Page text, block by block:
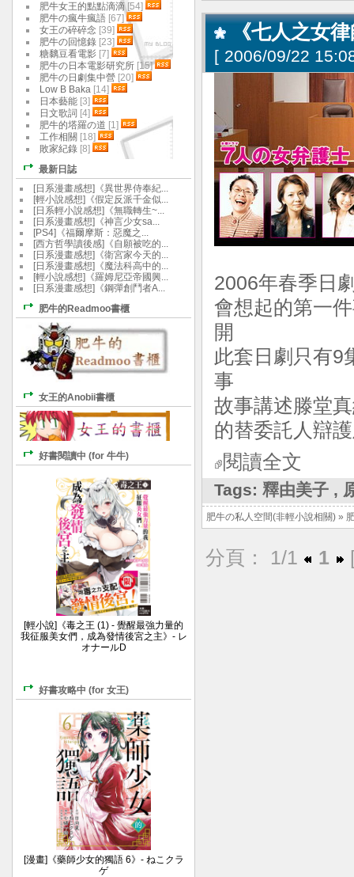
《七人之女
[ 2006/09/22
2006年春季日
會想起的第一
開
此套日劇只有9
事
故事講述滕堂
的替委託人辯
閱讀全文
Tags: 釋由美子 ,
肥牛の私人空間(非輕小說相關) »
分頁： 1/1 1
肥牛女王的點點滴滴[54]
肥牛の瘋牛瘋語 [67]
女王の碎碎念 [39]
肥牛の回憶錄 [23]
糖黐豆看電影 [7]
肥牛の日本電影研究所 [15]
肥牛の日劇集中營 [20]
Low B Baka [14]
日本藝能 [3]
日文歌詞 [4]
肥牛的塔羅の道 [1]
工作相關 [18]
敗家紀錄 [8]
最新日誌
[日系漫畫感想]《異世界侍奉紀...
[輕小說感想]《假定反派千金似...
[日系輕小說感想]《無職轉生~...
[日系漫畫感想]《神言少女sa...
[PS4]《福爾摩斯：惡魔之...
[西方哲學讀後感]《自願被吃的...
[日系漫畫感想]《衛宮家今天的...
[日系漫畫感想]《魔法科高中的...
[輕小說感想]《羅姆尼亞帝國興...
[日系漫畫感想]《鋼彈創鬥者A...
肥牛的Readmoo書櫃
女王的Anobii書櫃
好書閱讀中 (for 牛牛)
[輕小說]《毒之王 (1) - 覺醒最強力量的
我征服美女們，成為發情後宮之主》- レ
オナールD
好書攻略中 (for 女王)
[漫畫]《藥師少女的獨語 6》- ねこクラ
ゲ